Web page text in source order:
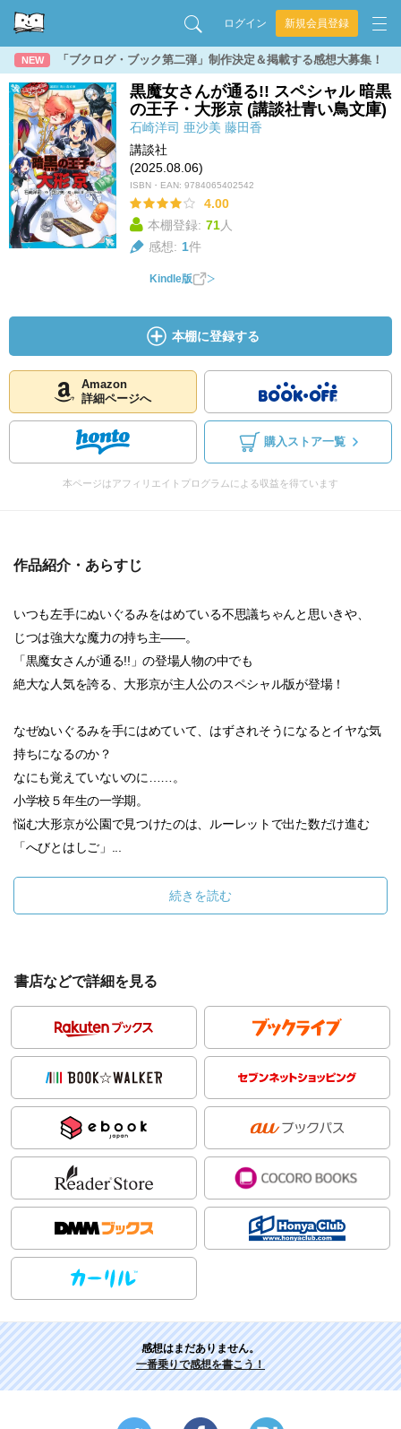
ログイン 新規会員登録
NEW 「ブクログ・ブック第二弾」制作決定＆掲載する感想大募集！
黒魔女さんが通る!! スペシャル 暗黒
の王子・大形京 (講談社青い鳥文庫)
石崎洋司 亜沙美 藤田香
講談社
(2025.08.06)
ISBN・EAN: 9784065402542
4.00
本棚登録: 71人
感想: 1件
Kindle版
本棚に登録する
Amazon
詳細ページへ
購入ストア一覧
本ページはアフィリエイトプログラムによる収益を得ています
作品紹介・あらすじ
いつも左手にぬいぐるみをはめている不思議ちゃんと思いきや、
じつは強大な魔力の持ち主――。
「黒魔女さんが通る!!」の登場人物の中でも
絶大な人気を誇る、大形京が主人公のスペシャル版が登場！
なぜぬいぐるみを手にはめていて、はずされそうになるとイヤな気
持ちになるのか？
なにも覚えていないのに……。
小学校５年生の一学期。
悩む大形京が公園で見つけたのは、ルーレットで出た数だけ進む
「へびとはしご」...
続きを読む
書店などで詳細を見る
感想はまだありません。
一番乗りで感想を書こう！